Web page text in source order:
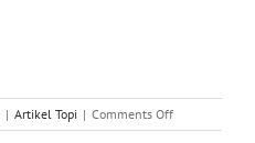
| Artikel Topi | Comments Offon
0815